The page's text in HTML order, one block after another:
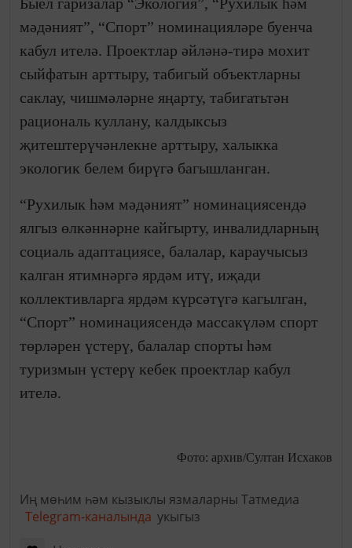
мәдәният”, “Спорт” номинацияләре буенча
кабул ителә. Проектлар әйләнә-тирә мохит
сыйфатын арттыру, табигый объектларны
саклау, чишмәләрне яңарту, табигатьтән
рациональ куллану, калдыксыз
җитештерүчәнлекне арттыру, халыкка
экологик белем бирүгә багышланган.
“Рухилык һәм мәдәният” номинациясендә
ялгыз өлкәннәрне кайгырту, инвалидларның
социаль адаптациясе, балалар, караучысыз
калган ятимнәргә ярдәм итү, иҗади
коллективларга ярдәм күрсәтүгә кагылган,
“Спорт” номинациясендә массакүләм спорт
төрләрен үстерү, балалар спорты һәм
туризмын үстерү кебек проектлар кабул
ителә.
Фото: архив/Султан Исхаков
Иң мөһим һәм кызыклы язмаларны Татмедиа
Telegram-каналында укыгыз